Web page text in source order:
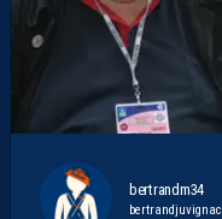
bertrandm34
bertrandjuvignac